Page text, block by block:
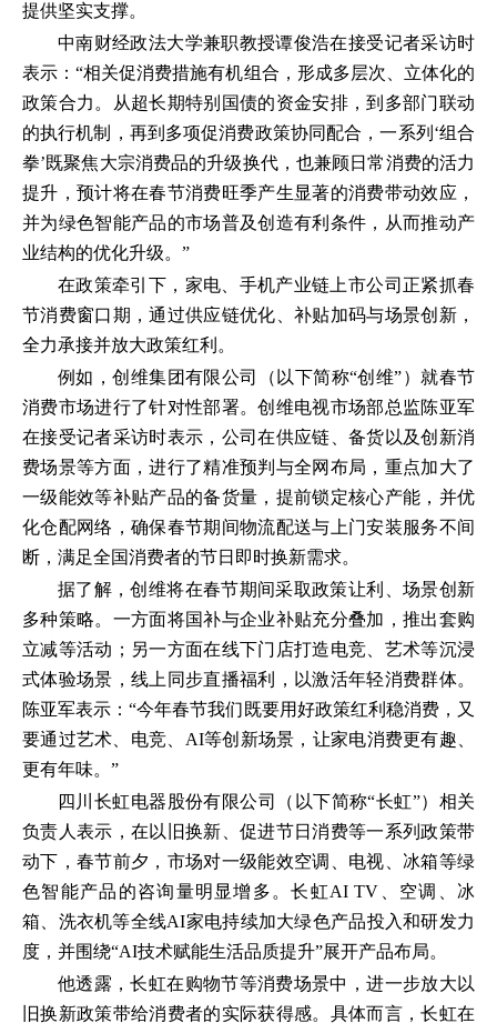
提供坚实支撑。
中南财经政法大学兼职教授谭俊浩在接受记者采访时
表示：“相关促消费措施有机组合，形成多层次、立体化的
政策合力。从超长期特别国债的资金安排，到多部门联动
的执行机制，再到多项促消费政策协同配合，一系列‘组合
拳’既聚焦大宗消费品的升级换代，也兼顾日常消费的活力
提升，预计将在春节消费旺季产生显著的消费带动效应，
并为绿色智能产品的市场普及创造有利条件，从而推动产
业结构的优化升级。”
在政策牵引下，家电、手机产业链上市公司正紧抓春
节消费窗口期，通过供应链优化、补贴加码与场景创新，
全力承接并放大政策红利。
例如，创维集团有限公司（以下简称“创维”）就春节
消费市场进行了针对性部署。创维电视市场部总监陈亚军
在接受记者采访时表示，公司在供应链、备货以及创新消
费场景等方面，进行了精准预判与全网布局，重点加大了
一级能效等补贴产品的备货量，提前锁定核心产能，并优
化仓配网络，确保春节期间物流配送与上门安装服务不间
断，满足全国消费者的节日即时换新需求。
据了解，创维将在春节期间采取政策让利、场景创新
多种策略。一方面将国补与企业补贴充分叠加，推出套购
立减等活动；另一方面在线下门店打造电竞、艺术等沉浸
式体验场景，线上同步直播福利，以激活年轻消费群体。
陈亚军表示：“今年春节我们既要用好政策红利稳消费，又
要通过艺术、电竞、AI等创新场景，让家电消费更有趣、
更有年味。”
四川长虹电器股份有限公司（以下简称“长虹”）相关
负责人表示，在以旧换新、促进节日消费等一系列政策带
动下，春节前夕，市场对一级能效空调、电视、冰箱等绿
色智能产品的咨询量明显增多。长虹AI TV、空调、冰
箱、洗衣机等全线AI家电持续加大绿色产品投入和研发力
度，并围绕“AI技术赋能生活品质提升”展开产品布局。
他透露，长虹在购物节等消费场景中，进一步放大以
旧换新政策带给消费者的实际获得感。具体而言，长虹在